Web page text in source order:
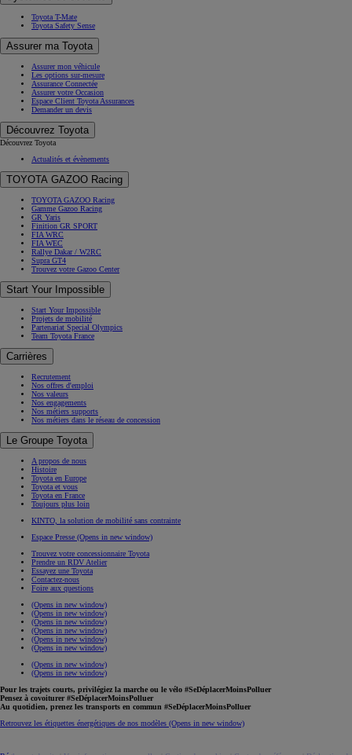
Toyota T-Mate
Toyota Safety Sense
Assurer ma Toyota
Assurer mon véhicule
Les options sur-mesure
Assurance Connectée
Assurer votre Occasion
Espace Client Toyota Assurances
Demander un devis
Découvrez Toyota
Découvrez Toyota
Actualités et évènements
TOYOTA GAZOO Racing
TOYOTA GAZOO Racing
Gamme Gazoo Racing
GR Yaris
Finition GR SPORT
FIA WRC
FIA WEC
Rallye Dakar / W2RC
Supra GT4
Trouvez votre Gazoo Center
Start Your Impossible
Start Your Impossible
Projets de mobilité
Partenariat Special Olympics
Team Toyota France
Carrières
Recrutement
Nos offres d'emploi
Nos valeurs
Nos engagements
Nos métiers supports
Nos métiers dans le réseau de concession
Le Groupe Toyota
A propos de nous
Histoire
Toyota en Europe
Toyota et vous
Toyota en France
Toujours plus loin
KINTO, la solution de mobilité sans contrainte
Espace Presse (Opens in new window)
Trouvez votre concessionnaire Toyota
Prendre un RDV Atelier
Essayez une Toyota
Contactez-nous
Foire aux questions
(Opens in new window)
(Opens in new window)
(Opens in new window)
(Opens in new window)
(Opens in new window)
(Opens in new window)
(Opens in new window)
(Opens in new window)
Pour les trajets courts, privilégiez la marche ou le vélo #SeDéplacerMoinsPolluer
Pensez à covoiturer #SeDéplacerMoinsPolluer
Au quotidien, prenez les transports en commun #SeDéplacerMoinsPolluer
Retrouvez les étiquettes énergétiques de nos modèles (Opens in new window)